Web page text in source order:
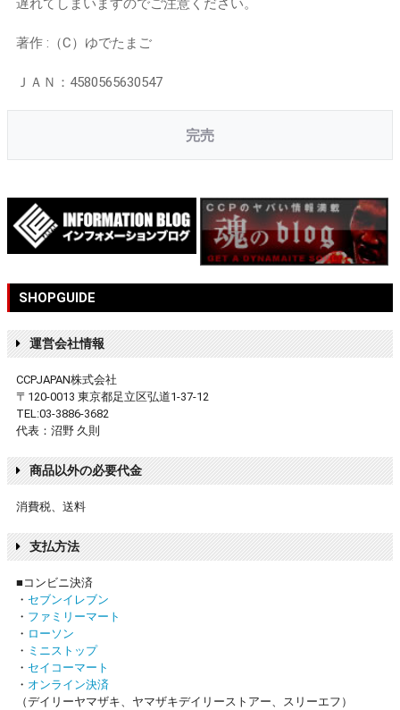
遅れてしまいますのでご注意ください。
著作 :（C）ゆでたまご
ＪＡＮ：4580565630547
完売
SHOPGUIDE
運営会社情報
CCPJAPAN株式会社
〒120-0013 東京都足立区弘道1-37-12
TEL:03-3886-3682
代表：沼野 久則
商品以外の必要代金
消費税、送料
支払方法
■コンビニ決済
・ セブンイレブン
・ ファミリーマート
・ ローソン
・ ミニストップ
・ セイコーマート
・ オンライン決済
（デイリーヤマザキ、ヤマザキデイリーストアー、スリーエフ）